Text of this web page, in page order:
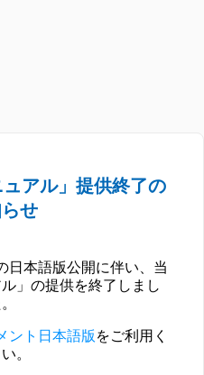
アル」提供終了の
せ
日本語版公開に伴い、当
」の提供を終了しまし
ント日本語版 をご利用く
。